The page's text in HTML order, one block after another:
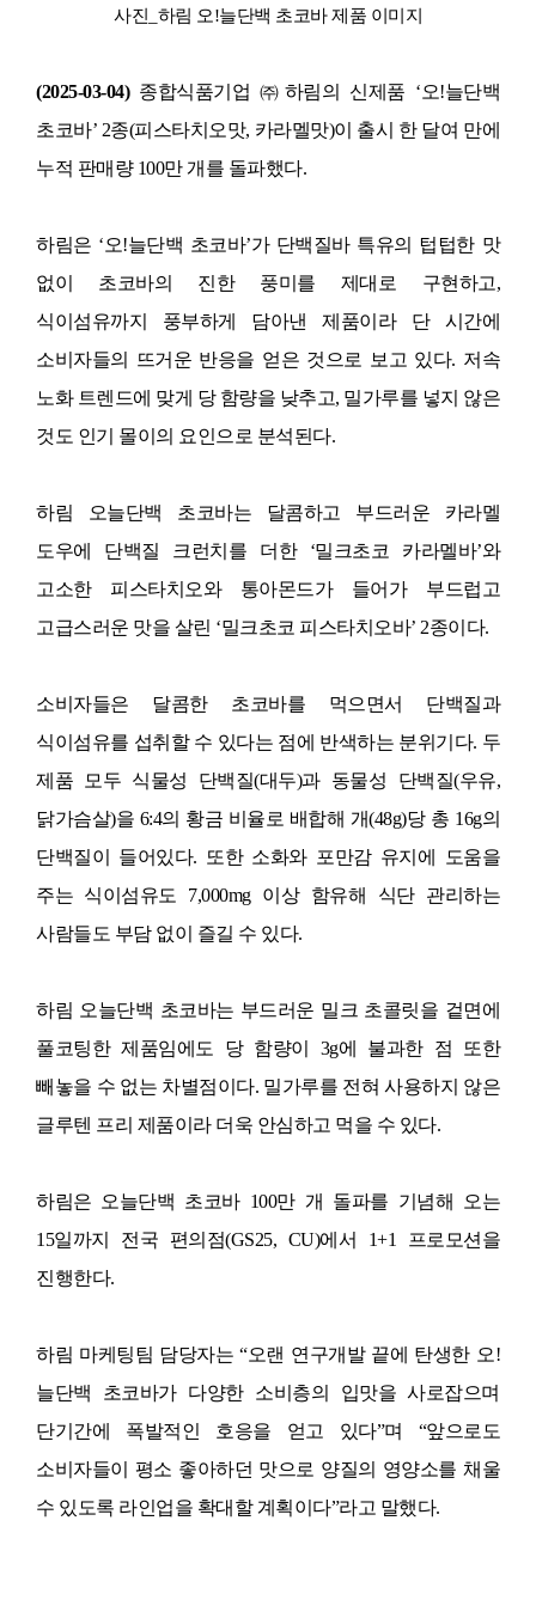
사진 하림 오!늘단백 초코바 제품 이미지
(2025-03-04) 종합식품기업 ㈜하림의 신제품 ‘오!늘단백
초코바’ 2종(피스타치오맛, 카라멜맛)이 출시 한 달여 만에
누적 판매량 100만 개를 돌파했다.
하림은 ‘오!늘단백 초코바’가 단백질바 특유의 텁텁한 맛
없이 초코바의 진한 풍미를 제대로 구현하고,
식이섬유까지 풍부하게 담아낸 제품이라 단 시간에
소비자들의 뜨거운 반응을 얻은 것으로 보고 있다. 저속
노화 트렌드에 맞게 당 함량을 낮추고, 밀가루를 넣지 않은
것도 인기 몰이의 요인으로 분석된다.
하림 오늘단백 초코바는 달콤하고 부드러운 카라멜
도우에 단백질 크런치를 더한 ‘밀크초코 카라멜바’와
고소한 피스타치오와 통아몬드가 들어가 부드럽고
고급스러운 맛을 살린 ‘밀크초코 피스타치오바’ 2종이다.
소비자들은 달콤한 초코바를 먹으면서 단백질과
식이섬유를 섭취할 수 있다는 점에 반색하는 분위기다. 두
제품 모두 식물성 단백질(대두)과 동물성 단백질(우유,
닭가슴살)을 6:4의 황금 비율로 배합해 개(48g)당 총 16g의
단백질이 들어있다. 또한 소화와 포만감 유지에 도움을
주는 식이섬유도
7,000mg 이상 함유해 식단 관리하는
사람들도 부담 없이 즐길 수 있다.
하림 오늘단백 초코바는 부드러운 밀크 초콜릿을 겉면에
풀코팅한 제품임에도 당 함량이
3g에 불과한 점 또한
빼놓을 수 없는 차별점이다. 밀가루를 전혀 사용하지 않은
글루텐 프리 제품이라 더욱 안심하고 먹을 수 있다.
하림은 오늘단백 초코바 100만 개 돌파를 기념해 오는
15일까지 전국 편의점(GS25, CU)에서 1+1
프로모션을
진행한다.
하림 마케팅팀 담당자는“오랜 연구개발 끝에 탄생한 오!
늘단백 초코바가 다양한 소비층의 입맛을 사로잡으며
단기간에 폭발적인 호응을 얻고 있다”며 “앞으로도
소비자들이 평소 좋아하던 맛으로 양질의 영양소를 채울
수 있도록 라인업을 확대할 계획이다”라고 말했다.